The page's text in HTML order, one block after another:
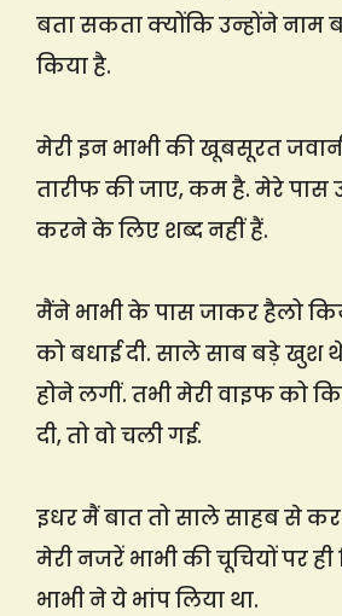
बता सकता क्योंकि उन्होंने नाम
किया है.
मेरी इन भाभी की खूबसूरत
तारीफ की जाए, कम है. मेरे पास
करने के लिए शब्द नहीं हैं.
मैंने भाभी के पास जाकर हैलो
को बधाई दी. साले साब बड़े खुश
होने लगीं. तभी मेरी वाइफ को
दी, तो वो चली गई.
इधर मैं बात तो साले साहब से
मेरी नजरें भाभी की चूचियों पर ही
भाभी ने ये भांप लिया था.